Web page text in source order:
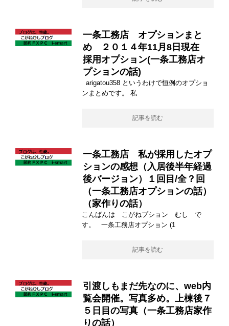
一条工務店 オプションまと
め ２０１４年11月8日現在
採用オプション(一条工務店オ
プションの話)
arigatou358 というわけで恒例のオプショ
ンまとめです。 私
記事を読む
一条工務店 私が採用したオプ
ションの感想（入居後半年経過
後バージョン）１回目/全？回
（一条工務店オプションの話）
（家作りの話）
こんばんは こがねプション むし で
す。 一条工務店オプション (1
記事を読む
引渡しもまだ先なのに、web内
覧会開催。写真多め。上棟後７
５日目の写真（一条工務店家作
りの話）